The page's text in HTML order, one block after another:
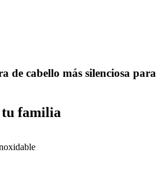
de cabello más silenciosa para
tu familia